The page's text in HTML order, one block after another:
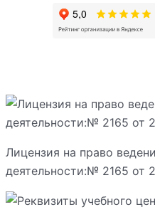
Лицензия на право
деятельности:№ 2165 от